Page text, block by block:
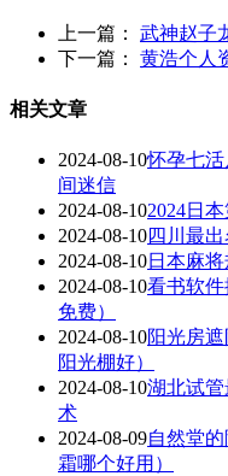
上一篇： 武神赵子
下一篇： 黄浩个人
相关文章
2024-08-10怀孕七
间迷信
2024-08-102024日
2024-08-10四川最
2024-08-10日本麻
2024-08-10看书软
免费）
2024-08-10阳光房
阳光棚好）
2024-08-10湖北试
术
2024-08-09自然堂
霜哪个好用）